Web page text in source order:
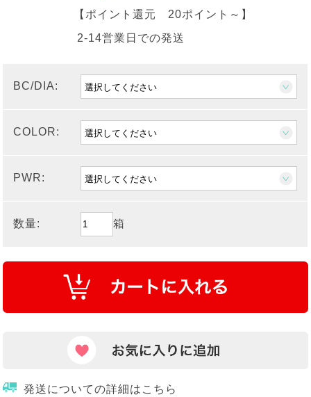
【ポイント還元 20ポイント～ 】
2-14営業日での発送
BC/DIA:
COLOR:
PWR:
数量: 箱
発送についての詳細はこちら